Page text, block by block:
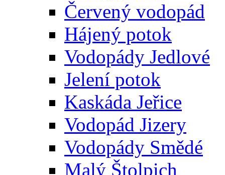
Červený vodopád
Hájený potok
Vodopády Jedlové
Jelení potok
Kaskáda Jeřice
Vodopád Jizery
Vodopády Smědé
Malý Štolpich